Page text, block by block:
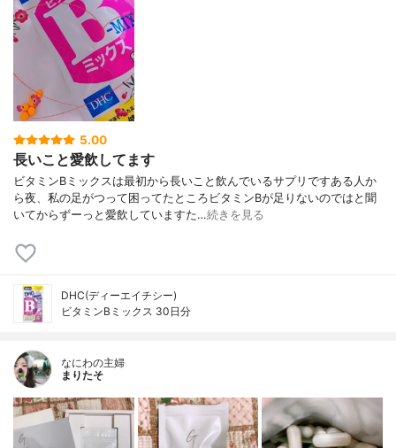
5.00
長いこと愛飲してます
ビタミンBミックスは最初から長いこと飲んでいるサプリですある人か
ら夜、私の足がつって困ってたところビタミンBが足りないのではと聞
いてからずーっと愛飲していますた…続きを見る
DHC(ディーエイチシー)
ビタミンBミックス 30日分
なにわの主婦
まりたそ